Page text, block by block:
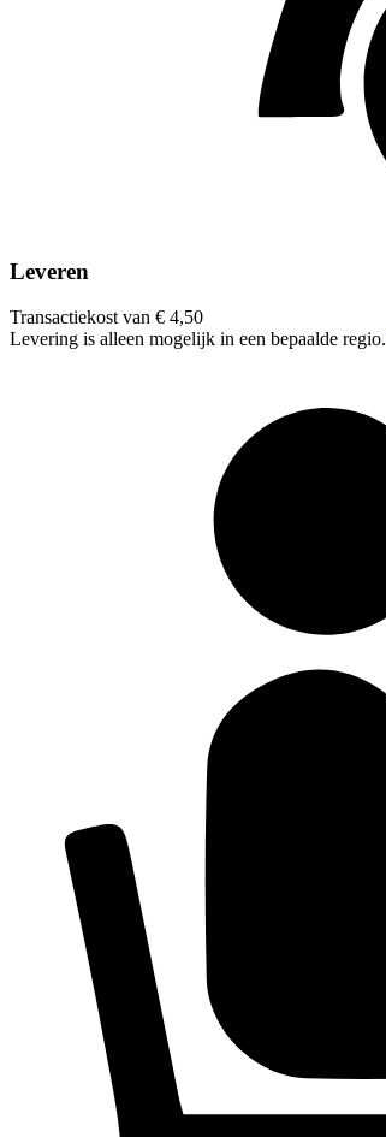
Leveren
Transactiekost van € 4,50
Levering is alleen mogelijk in een bepaalde regio.